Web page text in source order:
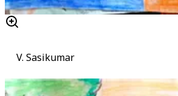
V. Sasikumar